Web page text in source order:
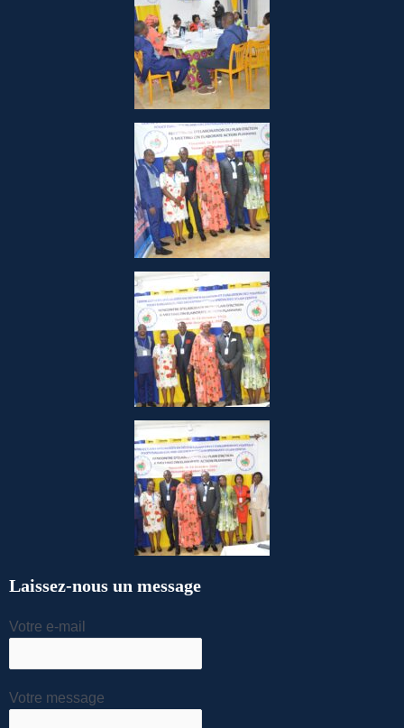
Laissez-nous un message
Votre e-mail
Votre message